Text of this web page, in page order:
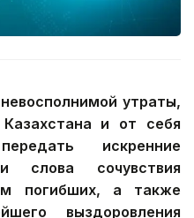
утраты,
и от себя
искренние
слова сочувствия
погибших, а также
выздоровления